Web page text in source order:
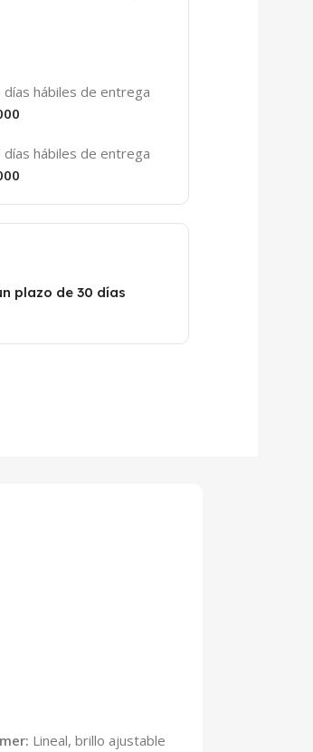
días hábiles de entrega
días hábiles de entrega
plazo de 30 días
Lineal, brillo ajustable